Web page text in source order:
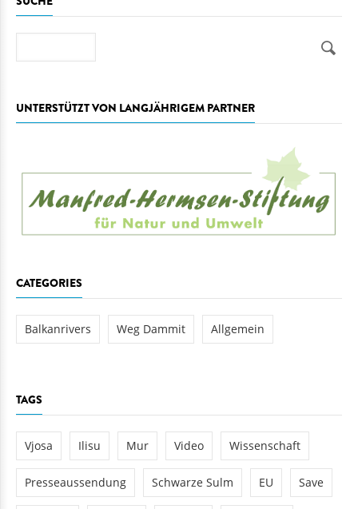
UNTERSTÜTZT VON LANGJÄHRIGEM PARTNER
CATEGORIES
Balkanrivers Weg Dammit Allgemein
TAGS
Vjosa Ilisu Mur Video Wissenschaft
Presseaussendung Schwarze Sulm EU Save